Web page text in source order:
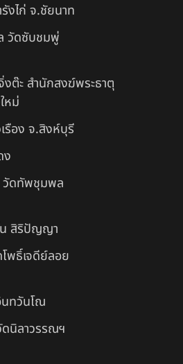
งไก่ จ.ชัยนาท
วัดซับชมพู่
ต๊ะ สำนักสงฆ์พระธาตุ
หม่
รือง จ.สิงห์บุรี
ง
วัดทัพชุมพล
สิริปัญญา
พธิ์เจดีย์ลอย
ทวันโณ
นิลาวรรณฯ